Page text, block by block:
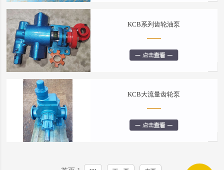
KCB系列齿轮油泵
KCB大流量齿轮泵